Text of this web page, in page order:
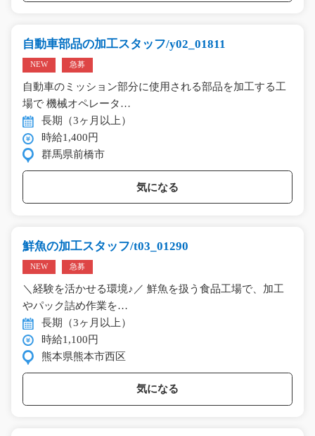
自動車部品の加工スタッフ/y02_01811
NEW 急募
自動車のミッション部分に使用される部品を加工する工
場で 機械オペレータ…
長期（3ヶ月以上）
時給1,400円
群馬県前橋市
気になる
鮮魚の加工スタッフ/t03_01290
NEW 急募
＼経験を活かせる環境♪／ 鮮魚を扱う食品工場で、加工
やパック詰め作業を…
長期（3ヶ月以上）
時給1,100円
熊本県熊本市西区
気になる